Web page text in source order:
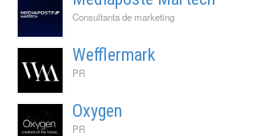
Consultanta de marketing
Wefflermark
PR
Oxygen
PR